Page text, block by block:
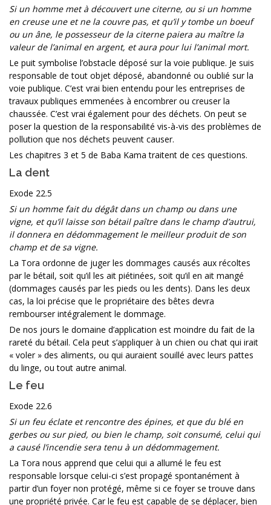
Si un homme met à découvert une citerne, ou si un homme
en creuse une et ne la couvre pas, et qu’il y tombe un boeuf
ou un âne, le possesseur de la citerne paiera au maître la
valeur de l’animal en argent, et aura pour lui l’animal mort.
Le puit symbolise l’obstacle déposé sur la voie publique. Je suis
responsable de tout objet déposé, abandonné ou oublié sur la
voie publique. C’est vrai bien entendu pour les entreprises de
travaux publiques emmenées à encombrer ou creuser la
chaussée. C’est vrai également pour des déchets. On peut se
poser la question de la responsabilité vis-à-vis des problèmes de
pollution que nos déchets peuvent causer.
Les chapitres 3 et 5 de Baba Kama traitent de ces questions.
La dent
Exode 22.5
Si un homme fait du dégât dans un champ ou dans une
vigne, et qu’il laisse son bétail paître dans le champ d’autrui,
il donnera en dédommagement le meilleur produit de son
champ et de sa vigne.
La Tora ordonne de juger les dommages causés aux récoltes
par le bétail, soit qu’il les ait piétinées, soit qu’il en ait mangé
(dommages causés par les pieds ou les dents). Dans les deux
cas, la loi précise que le propriétaire des bêtes devra
rembourser intégralement le dommage.
De nos jours le domaine d’application est moindre du fait de la
rareté du bétail. Cela peut s’appliquer à un chien ou chat qui irait
« voler » des aliments, ou qui auraient souillé avec leurs pattes
du linge, ou tout autre animal.
Le feu
Exode 22.6
Si un feu éclate et rencontre des épines, et que du blé en
gerbes ou sur pied, ou bien le champ, soit consumé, celui qui
a causé l’incendie sera tenu à un dédommagement.
La Tora nous apprend que celui qui a allumé le feu est
responsable lorsque celui-ci s’est propagé spontanément à
partir d’un foyer non protégé, même si ce foyer se trouve dans
une propriété privée. Car le feu est capable de se déplacer, bien